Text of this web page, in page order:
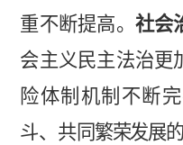
重不断提高。 社会
会主义民主法治更
险体制机制不断
斗、共 同繁荣发展